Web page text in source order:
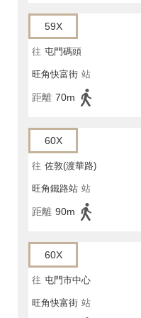
59X
往 屯門碼頭
旺角快富街 站
距離 70m
60X
往 佐敦(渡華路)
旺角鐵路站 站
距離 90m
60X
往 屯門市中心
旺角快富街 站